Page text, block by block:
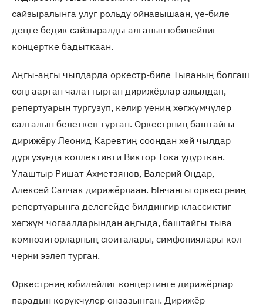
сайзыралынга улуг рольду ойнавышаан, үе-биле
деңге бедик сайзыралды алганын юбилейлиг
концертке бадыткаан.
Аңгы-аңгы чылдарда оркестр-биле Тываның болгаш
соңгаартан чалаттырган дирижёрлар ажылдап,
репертуарын тургузуп, келир үениң хөгжүмчүлер
салгалын белеткеп турган. Оркестрниң баштайгы
дирижёру Леонид Каревтиң соондан хөй чылдар
дургузунда коллективти Виктор Тока удурткан.
Улаштыр Ришат Ахметзянов, Валерий Ондар,
Алексей Салчак дирижёрлаан. Ынчангы оркестрниң
репертуарынга делегейде билдингир классиктиг
хөгжүм чогаалдарындан аңгыда, баштайгы тыва
композиторларның сюиталары, симфониялары кол
черни ээлеп турган.
Оркестрниң юбилейлиг концертинге дирижёрлар
парадын көрүкчүлер онзазынган. Дирижёр